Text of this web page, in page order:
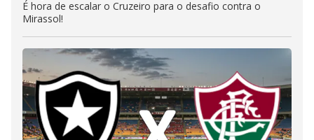
É hora de escalar o Cruzeiro para o desafio contra o
Mirassol!